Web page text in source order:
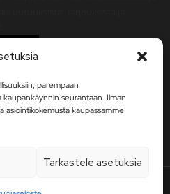
parempaan
seurantaan. Ilman
asiointikokemusta kaupassamme.
Tarkastele asetuksia